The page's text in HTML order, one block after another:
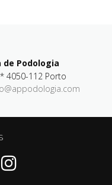
Podologia
4050-112 Porto